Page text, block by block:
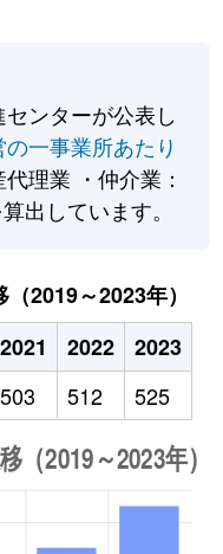
ンターが公表し
の一事業所あたり
理業 ・仲介業：
出しています。
2019～2023年）
2021 2022
2023
503 512 525